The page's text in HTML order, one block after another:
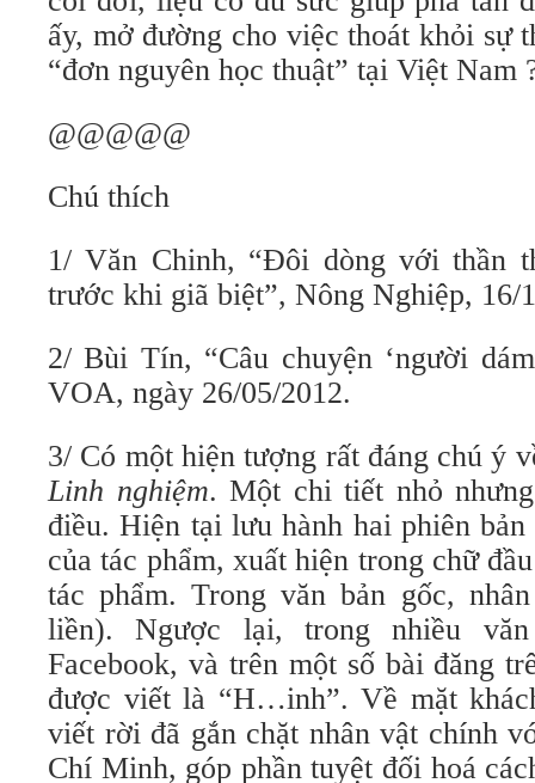
ấy, mở đường cho việc thoát khỏi sự
“đơn nguyên học thuật” tại Việt Nam
@@@@@
Chú thích
1/ Văn Chinh, “Đôi dòng với thần
trước khi giã biệt”, Nông Nghiệp, 16/
2/ Bùi Tín, “Câu chuyện ‘người
VOA, ngày 26/05/2012.
3/ Có một hiện tượng rất đáng chú ý
Linh nghiệm. Một chi tiết nhỏ
điều. Hiện tại lưu hành hai phiên
của tác phẩm, xuất hiện trong chữ
tác phẩm. Trong văn bản gốc,
liền). Ngược lại, trong nhiều
Facebook, và trên một số bài đăng
được viết là “H…inh”. Về mặt
viết rời đã gắn chặt nhân vật chính
Chí Minh, góp phần tuyệt đối hoá